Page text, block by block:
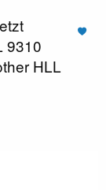
9310
HLL